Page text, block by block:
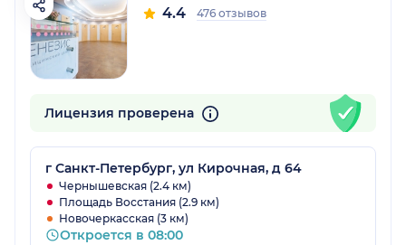
4.4 476 отзывов
Лицензия проверена
г Санкт-Петербург, ул Кирочная, д 64
Чернышевская (2.4 км)
Площадь Восстания (2.9 км)
Новочеркасская (3 км)
Откроется в 08:00